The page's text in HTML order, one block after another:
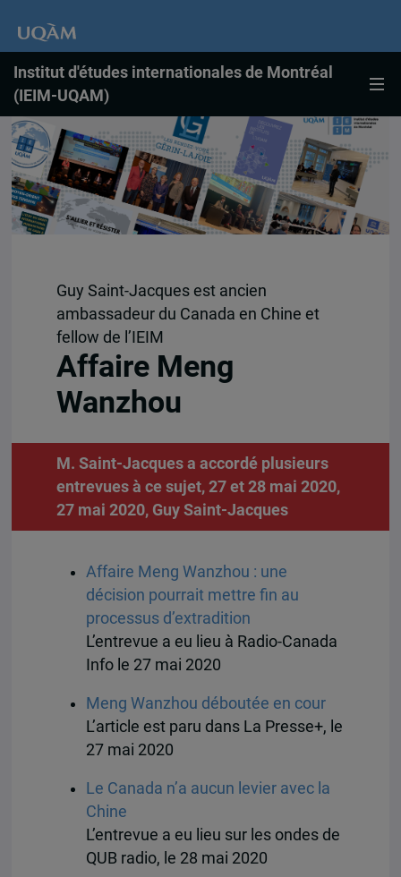
Institut d'études internationales de Montréal
(IEIM-UQAM)
Guy Saint-Jacques est ancien
ambassadeur du Canada en Chine et
fellow de l’IEIM
Affaire Meng
Wanzhou
M. Saint-Jacques a accordé plusieurs
entrevues à ce sujet, 27 et 28 mai 2020,
27 mai 2020, Guy Saint-Jacques
Affaire Meng Wanzhou : une
décision pourrait mettre fin au
processus d’extradition
L’entrevue a eu lieu à Radio-Canada
Info le 27 mai 2020
Meng Wanzhou déboutée en cour
L’article est paru dans La Presse+, le
27 mai 2020
Le Canada n’a aucun levier avec la
Chine
L’entrevue a eu lieu sur les ondes de
QUB radio, le 28 mai 2020